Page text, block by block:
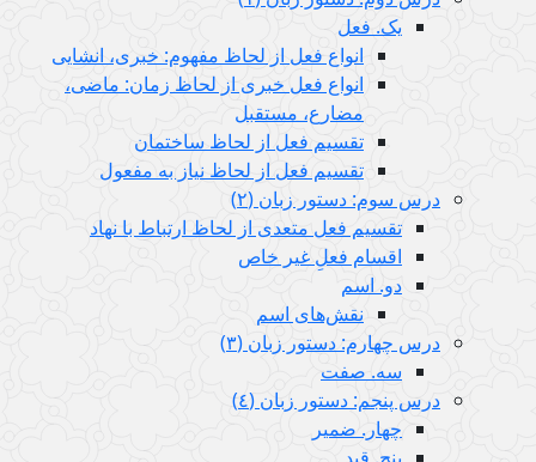
یک. فعل
انواع فعل از لحاظ مفهوم: خبری، انشایی
انواع فعل خبری از لحاظ زمان: ماضی،
مضارع، مستقبل
تقسیم فعل از لحاظ ساختمان
تقسیم فعل از لحاظ نیاز به مفعول
درس سوم: دستور زبان (٢)
تقسیم فعل متعدی از لحاظ ارتباط با نهاد
اقسام فعلِ غیر خاص
دو. اسم
نقش‌های اسم
درس چهارم: دستور زبان (٣)
سه. صفت
درس پنجم: دستور زبان (٤)
چهار. ضمیر